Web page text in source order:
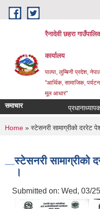
Skip to main content
रैनादेवी छहरा
कार्यालय
पाल्पा, लुम्बिनी प्रदेश,
"आर्थिक, सामाजिक, पर्यटन
मूल आधार"
समाचार प्रधानाध्यापक
You are here
Home » स्टेसनरी सामाग्रीको दररेट
स्टेसनरी सामाग्रीको
।
Submitted on: Wed, 03/